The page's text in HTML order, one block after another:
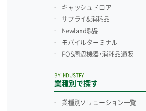
キャッシュドロア
サプライ&消耗品
Newland製品
モバイルターミナル
POS周辺機器・消耗品通販
業種別で探す
BY INDUSTRY
業種別ソリューション一覧